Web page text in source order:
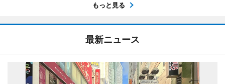
もっと見る
最新ニュース